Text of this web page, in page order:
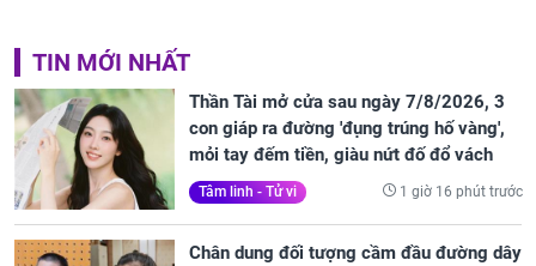
TIN MỚI NHẤT
Thần Tài mở cửa sau ngày 7/8/2026, 3
con giáp ra đường 'đụng trúng hố vàng',
mỏi tay đếm tiền, giàu nứt đố đổ vách
Tâm linh - Tử vi 1 giờ 16 phút trước
Chân dung đối tượng cầm đầu đường dây